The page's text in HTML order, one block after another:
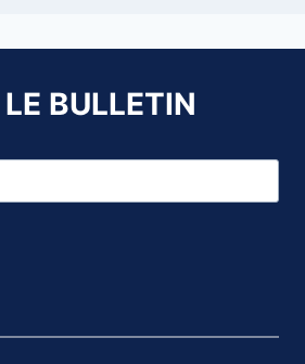
BULLETIN